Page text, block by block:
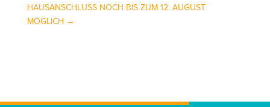
HAUSANSCHLUSS NOCH BIS ZUM 12. AUGUST
MÖGLICH →